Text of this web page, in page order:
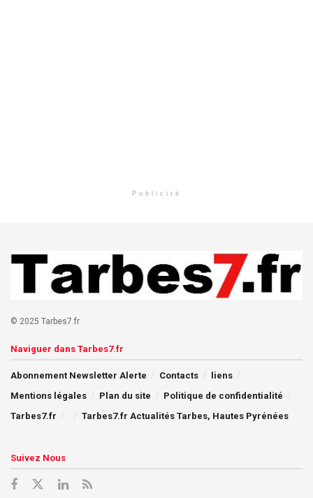
Publicité
© 2025 Tarbes7.fr
Naviguer dans Tarbes7.fr
Abonnement Newsletter Alerte Contacts
liens
Mentions légales
Plan du site
Politique de confidentialité
Tarbes7.fr
Tarbes7.fr Actualités Tarbes, Hautes Pyrénées
Suivez Nous